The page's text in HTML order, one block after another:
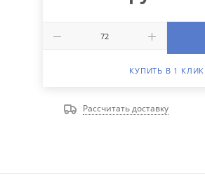
КУПИТЬ В 1 КЛИК
Рассчитать доставку